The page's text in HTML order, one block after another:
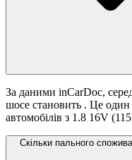
За даними inCarDoc,
шосе становить . Це один
автомобілів з 1.8 16V
Скільки пального